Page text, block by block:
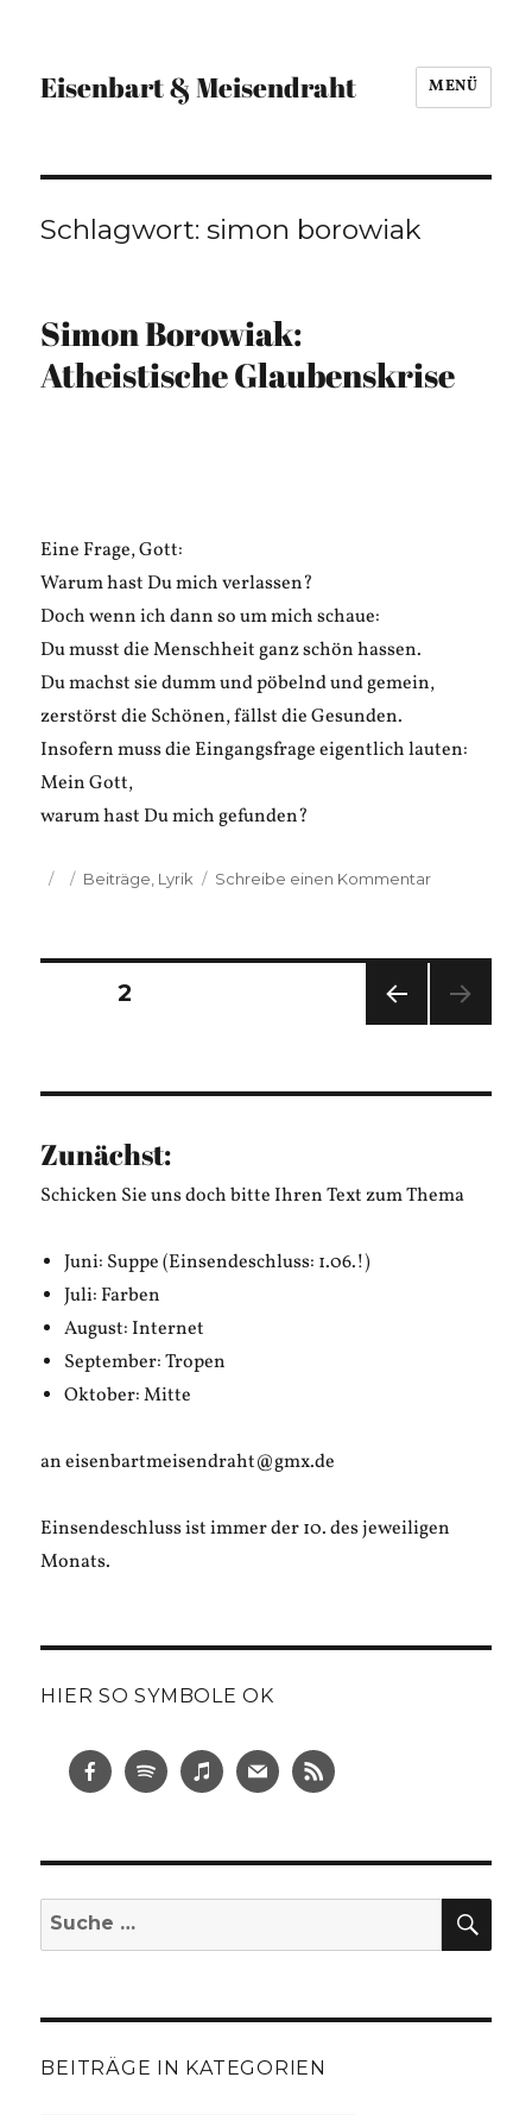
Eisenbart & Meisendraht MENÜ
Schlagwort:simon borowiak
Simon Borowiak:
Atheistische Glaubenskrise
Eine Frage, Gott:
Warum hast Du mich verlassen?
Doch wenn ich dann so um mich schaue:
Du musst die Menschheit ganz schön hassen.
Du machst sie dumm und pöbelnd und gemein,
zerstörst die Schönen, fällst die Gesunden.
Insofern muss die Eingangsfrage eigentlich lauten:
Mein Gott,
warum hast Du mich gefunden?
Veröffentlicht
Kategorien
Beiträge Lyrik Schreibe einen Kommentarzu
Seitennummerierung
Beiträge
SEIT
SEITE2
Zunächst:
Schicken Sie uns doch bitte Ihren Text zum Thema
Juni: Suppe (Einsendeschluss: 1.06.!)
Juli: Farben
August: Internet
September: Tropen
Oktober: Mitte
an eisenbartmeisendraht@gmx.de
Einsendeschluss ist immer der 10. des jeweiligen
Monats.
HIER SO SYMBOLE OK
Suche
nach:
BEITRÄGE IN KATEGORIEN